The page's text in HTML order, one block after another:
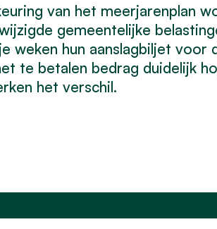
van het meerjarenplan
gemeentelijke
weken hun aanslagbiljet
te betalen bedrag duidelijk
het verschil.